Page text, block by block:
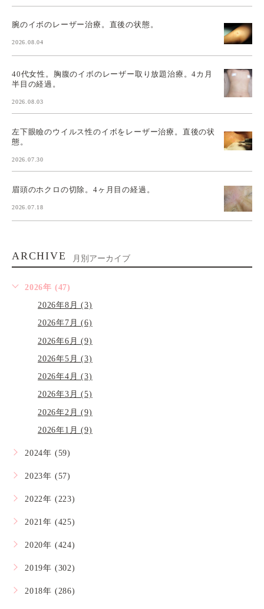
腕のイボのレーザー治療。直後の状態。
2026.08.04
40代女性。胸腹のイボのレーザー取り放題治療。4カ月
半目の経過。
2026.08.03
左下眼瞼のウイルス性のイボをレーザー治療。直後の状
態。
2026.07.30
眉頭のホクロの切除。4ヶ月目の経過。
2026.07.18
ARCHIVE 月別アーカイブ
2026年 (47)
2026年8月 (3)
2026年7月 (6)
2026年6月 (9)
2026年5月 (3)
2026年4月 (3)
2026年3月 (5)
2026年2月 (9)
2026年1月 (9)
2024年 (59)
2023年 (57)
2022年 (223)
2021年 (425)
2020年 (424)
2019年 (302)
2018年 (286)